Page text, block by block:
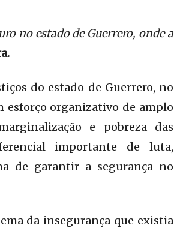
no estado de Guerrero, onde a
do estado de Guerrero, no
esforço organizativo de amplo
e pobreza das
importante de luta,
de garantir a segurança no
da insegurança que existia